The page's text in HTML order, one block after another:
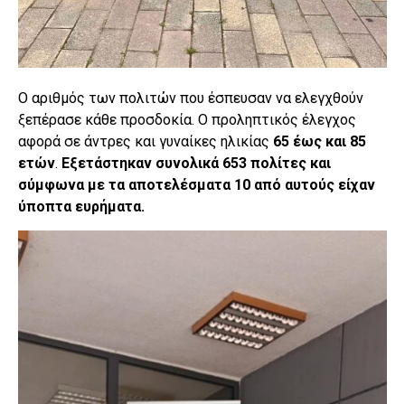
Ο αριθμός των πολιτών που έσπευσαν να ελεγχθούν
ξεπέρασε κάθε προσδοκία. Ο προληπτικός έλεγχος
αφορά σε άντρες και γυναίκες ηλικίας 65 έως και 85
ετών. Εξετάστηκαν συνολικά 653 πολίτες και
σύμφωνα με τα αποτελέσματα 10 από αυτούς είχαν
ύποπτα ευρήματα.